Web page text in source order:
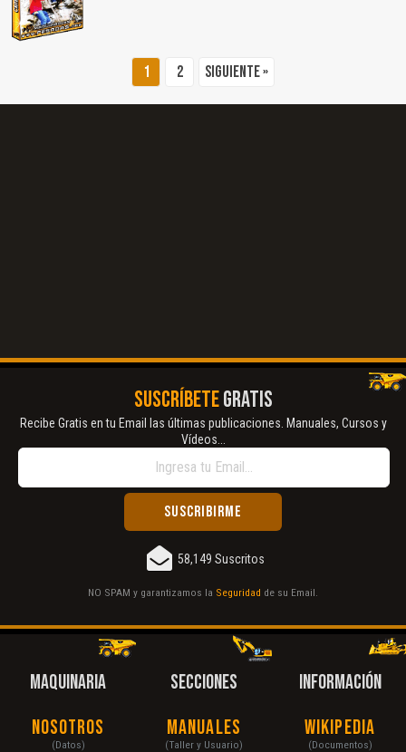
1 2 Siguiente »
SUSCRÍBETEGRATIS
Recibe Gratis en tu Email las últimas publicaciones. Manuales, Cursos y
Vídeos...
58,149 Suscritos
NO SPAM y garantizamos la Seguridad de su Email.
MAQUINARIA
Nosotros
(Datos)
SECCIONES
Manuales
(Taller y Usuario)
INFORMACIÓN
Wikipedia
(Documentos)